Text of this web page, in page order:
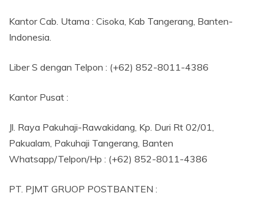
Kantor Cab. Utama : Cisoka, Kab Tangerang, Banten-
Indonesia.
Liber S dengan Telpon : (+62) 852-8011-4386
Kantor Pusat :
Jl. Raya Pakuhaji-Rawakidang, Kp. Duri Rt 02/01,
Pakualam, Pakuhaji Tangerang, Banten
Whatsapp/Telpon/Hp : (+62) 852-8011-4386
PT. PJMT GRUOP POSTBANTEN :